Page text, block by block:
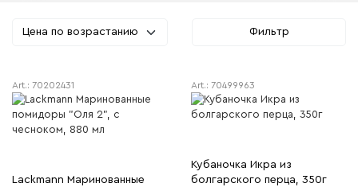
Цена по возрастанию Фильтр
Art.: 70202431
Lackmann Маринованные
Art.: 70499963
Кубаночка Икра из
болгарского перца, 350г